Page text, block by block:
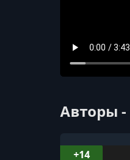
Авторы
+14